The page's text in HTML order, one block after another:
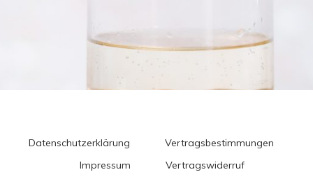
Datenschutzerklärung
Vertragsbestimmungen
Impressum
Vertragswiderruf